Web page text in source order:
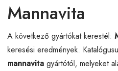
Mannavita
A következő gyártókat kerestél:
keresési eredmények.
mannavita gyártótól, melyeket